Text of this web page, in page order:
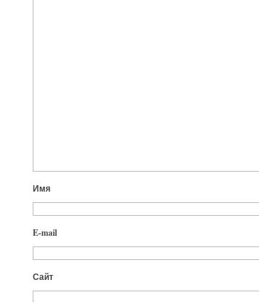
Имя
E-mail
Сайт